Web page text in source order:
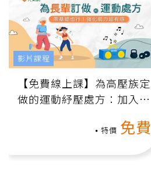
【免費線上課】為高壓族定
做的運動紓壓處方：加入行
特價 免費
影片課程